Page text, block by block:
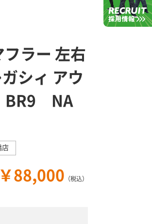
フラー 左右
シィ アウ
BR9 NA
店
￥88,000 （税込）